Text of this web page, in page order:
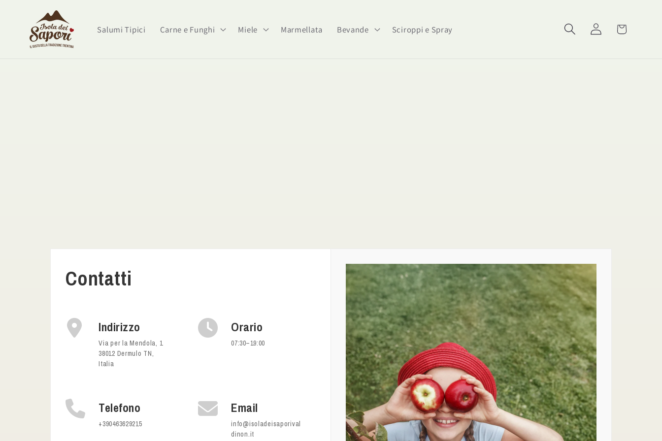
direttamente
ai contenuti
Salumi Tipici Carne e Funghi Miele Marmellata Bevande Sciroppi e Spray Accedi Carrello
Contatti
Indirizzo
Via per la Mendola, 1
38012 Dermulo TN,
Italia
Orario
07:30–19:00
Telefono
+390463629215
Email
info@isoladeisaporival
dinon.it